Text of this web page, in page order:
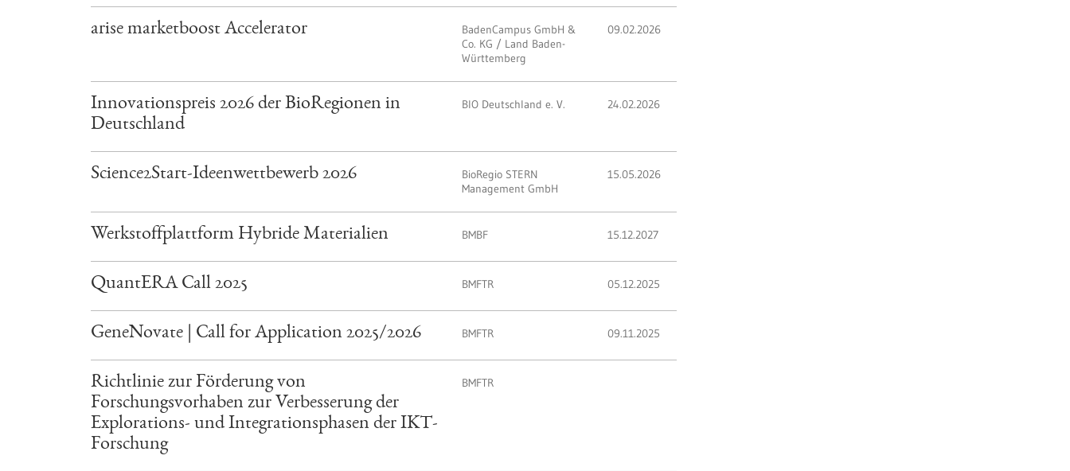
arise marketboost Accelerator
BadenCampus GmbH &
Co. KG / Land Baden-
Württemberg
09.02.2026
Innovationspreis 2026 der BioRegionen in
Deutschland
BIO Deutschland e. V. 24.02.2026
Science2Start-Ideenwettbewerb 2026
BioRegio STERN
Management GmbH
15.05.2026
Werkstoffplattform Hybride Materialien BMBF 15.12.2027
QuantERA Call 2025 BMFTR 05.12.2025
GeneNovate | Call for Application 2025/2026 BMFTR 09.11.2025
Richtlinie zur Förderung von
Forschungsvorhaben zur Verbesserung der
Explorations- und Integrationsphasen der IKT-
Forschung
BMFTR